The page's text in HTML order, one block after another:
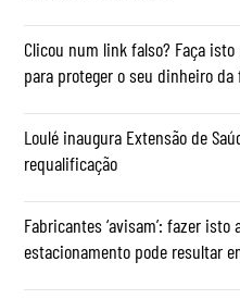
Clicou num link falso? Faça
para proteger o seu dinheiro da
Loulé inaugura Extensão de
requalificação
Fabricantes ‘avisam’: fazer
estacionamento pode resultar